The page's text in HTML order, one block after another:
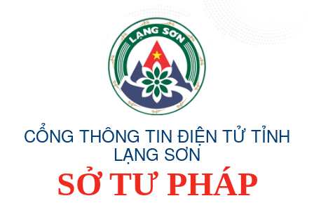
CỔNG THÔNG TIN ĐIỆN TỬ TỈNH
LẠNG SƠN
SỞ TƯ PHÁP